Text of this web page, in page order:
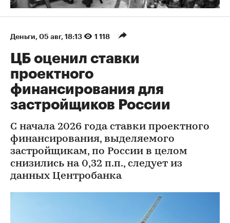
Деньги⁠, 05 авг, 18:13 1 118
ЦБ оценил ставки
проектного
финансирования для
застройщиков России
С начала 2026 года ставки проектного
финансирования, выделяемого
застройщикам, по России в целом
снизились на 0,32 п.п., следует из
данных Центробанка